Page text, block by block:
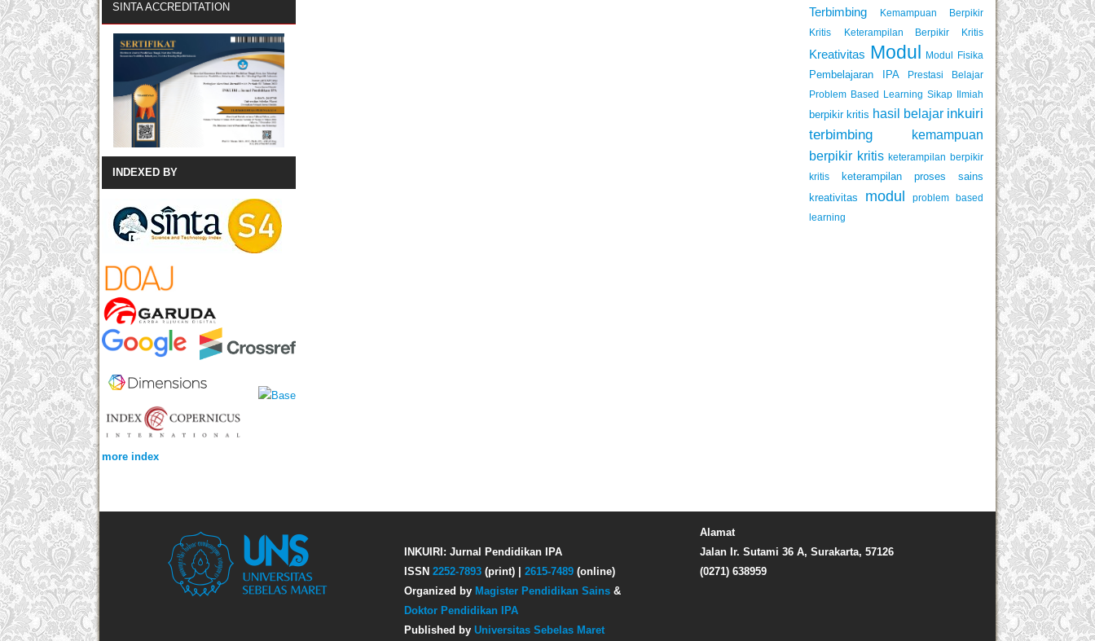
Terbimbing
Kemampuan Berpikir
Kritis
Keterampilan Berpikir Kritis
Kreativitas Modul Modul Fisika
Pembelajaran IPA
Prestasi Belajar
Problem Based Learning Sikap Ilmiah
berpikir kritis hasil belajar inkuiri
terbimbing
kemampuan
berpikir kritis keterampilan berpikir
kritis
keterampilan proses sains
kreativitas
modul
problem based
learning
SINTA ACCREDITATION
INDEXED BY
more index
Alamat
Jalan Ir. Sutami 36 A, Surakarta, 57126
(0271) 638959
INKUIRI: Jurnal Pendidikan IPA
ISSN 2252-7893 (print) | 2615-7489 (online)
Organized by Magister Pendidikan Sains &
Doktor Pendidikan IPA
Published by Universitas Sebelas Maret